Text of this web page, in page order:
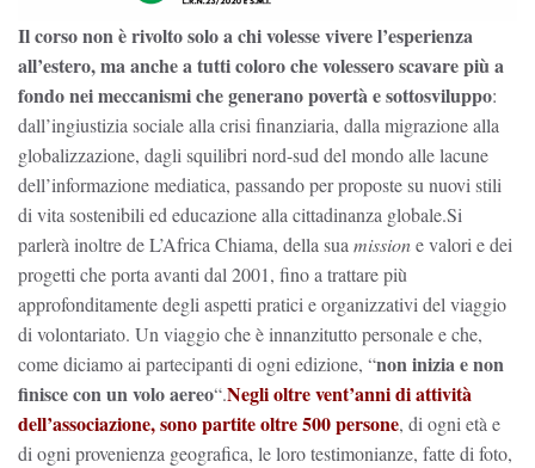
Il corso non è rivolto solo a chi volesse vivere l’esperienza
all’estero, ma anche a tutti coloro che volessero scavare più a
fondo nei meccanismi che generano povertà e sottosviluppo:
dall’ingiustizia sociale alla crisi finanziaria, dalla migrazione alla
globalizzazione, dagli squilibri nord-sud del mondo alle lacune
dell’informazione mediatica, passando per proposte su nuovi stili
di vita sostenibili ed educazione alla cittadinanza globale.Si
parlerà inoltre de L’Africa Chiama, della sua missione valori e dei
progetti che porta avanti dal 2001, fino a trattare più
approfonditamente degli aspetti pratici e organizzativi del viaggio
di volontariato. Un viaggio che è innanzitutto personale e che,
come diciamo ai partecipanti di ogni edizione, “non inizia e non
finisce con un volo aereo“.Negli oltre vent’anni di attività
dell’associazione, sono partite oltre 500 persone, di ogni età e
di ogni provenienza geografica, le loro testimonianze, fatte di foto,